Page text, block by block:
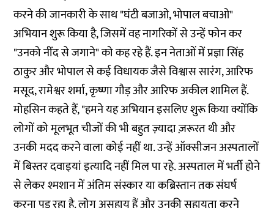
करने की जानकारी के साथ "घंटी बजाओ, भोपाल बचाओ"
अभियान शुरू किया है, जिसमें वह नागरिकों से उन्हें फोन कर
"उनको नींद से जगाने" को कह रहे हैं. इन नेताओं में प्रज्ञा सिंह
ठाकुर और भोपाल से कई विधायक जैसे विश्वास सारंग, आरिफ
मसूद, रामेश्वर शर्मा, कृष्णा गौड़ और आरिफ अकील शामिल हैं.
मोहसिन कहते हैं, "हमने यह अभियान इसलिए शुरू किया क्योंकि
लोगों को मूलभूत चीजों की भी बहुत ज़्यादा ज़रूरत थी और
उनकी मदद करने वाला कोई नहीं था. उन्हें ऑक्सीजन अस्पतालों
में बिस्तर दवाइयां इत्यादि नहीं मिल पा रहे. अस्पताल में भर्ती होने
से लेकर श्मशान में अंतिम संस्कार या कब्रिस्तान तक संघर्ष